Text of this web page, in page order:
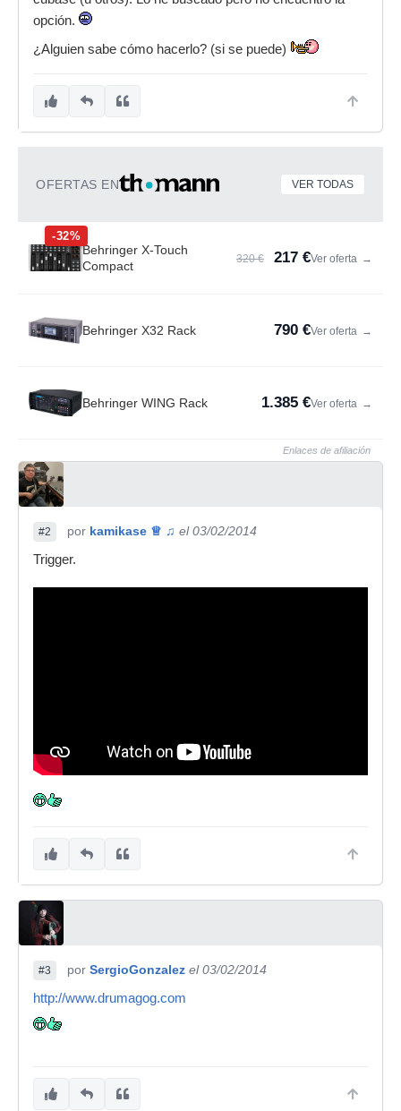
opción.
¿Alguien sabe cómo hacerlo? (si se puede)
OFERTAS EN VER TODAS
-32%
Behringer X-Touch
Compact
320 € 217 €Ver oferta →
Behringer X32 Rack 790 €Ver oferta →
Behringer WING Rack 1.385 €Ver oferta →
Enlaces de afiliación
#2 por kamikase ♕ ♫ el 03/02/2014
Trigger.
#3 por SergioGonzalez el 03/02/2014
http://www.drumagog.com